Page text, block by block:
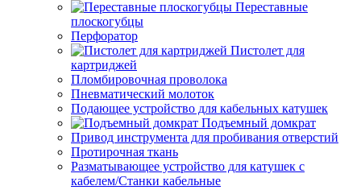
Переставные
плоскогубцы
Перфоратор
Пистолет для
картриджей
Пломбировочная проволока
Пневматический молоток
Подающее устройство для кабельных катушек
Подъемный домкрат
Привод инструмента для пробивания отверстий
Протирочная ткань
Разматывающее устройство для катушек с
кабелем/Станки кабельные